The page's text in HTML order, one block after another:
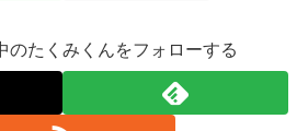
のたくみくんをフォローする